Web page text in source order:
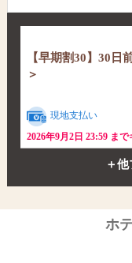
【早期割30】30日
＞
現地支払い
2026年9月2日 23:59 ま
＋
ホ